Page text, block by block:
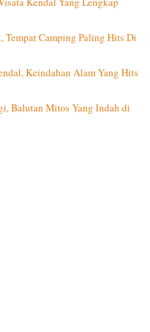
Tempat Camping Paling Hits Di
Keindahan Alam Yang Hits
Balutan Mitos Yang Indah di